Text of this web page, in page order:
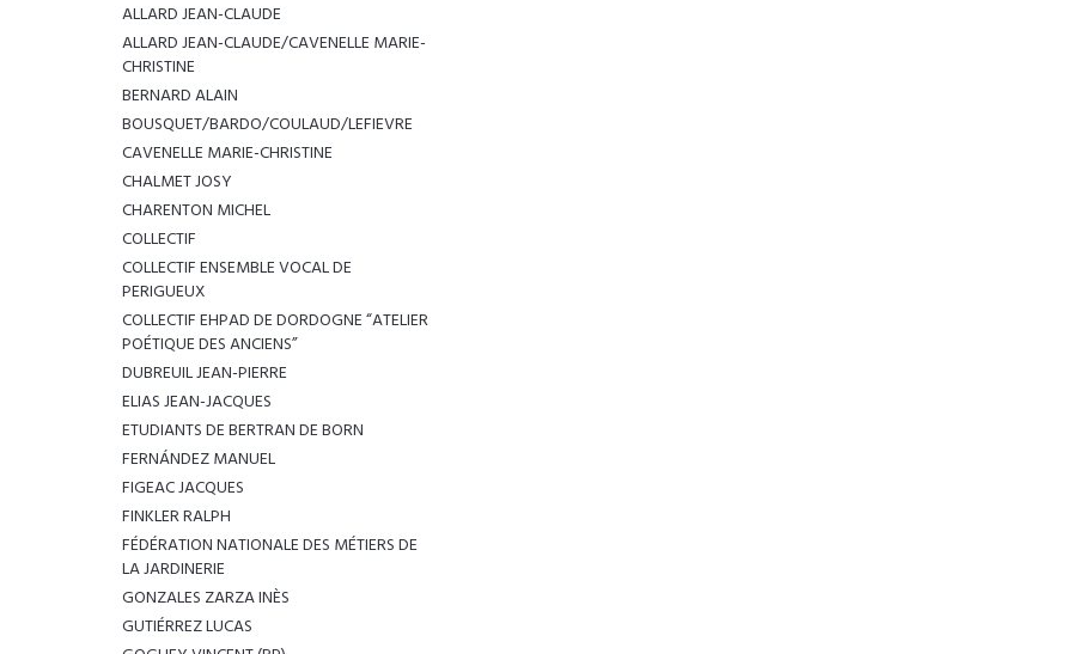
ALLARD JEAN-CLAUDE
ALLARD JEAN-CLAUDE/CAVENELLE MARIE-
CHRISTINE
BERNARD ALAIN
BOUSQUET/BARDO/COULAUD/LEFIEVRE
CAVENELLE MARIE-CHRISTINE
CHALMET JOSY
CHARENTON MICHEL
COLLECTIF
COLLECTIF ENSEMBLE VOCAL DE
PERIGUEUX
COLLECTIF EHPAD DE DORDOGNE “ATELIER
POÉTIQUE DES ANCIENS”
DUBREUIL JEAN-PIERRE
ELIAS JEAN-JACQUES
ETUDIANTS DE BERTRAN DE BORN
FERNÁNDEZ MANUEL
FIGEAC JACQUES
FINKLER RALPH
FÉDÉRATION NATIONALE DES MÉTIERS DE
LA JARDINERIE
GONZALES ZARZA INÈS
GUTIÉRREZ LUCAS